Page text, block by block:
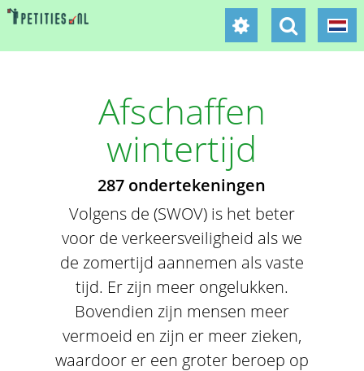
Afschaffen
wintertijd
287 ondertekeningen
Volgens de (SWOV) is het beter
voor de verkeersveiligheid als we
de zomertijd aannemen als vaste
tijd. Er zijn meer ongelukken.
Bovendien zijn mensen meer
vermoeid en zijn er meer zieken,
waardoor er een groter beroep op